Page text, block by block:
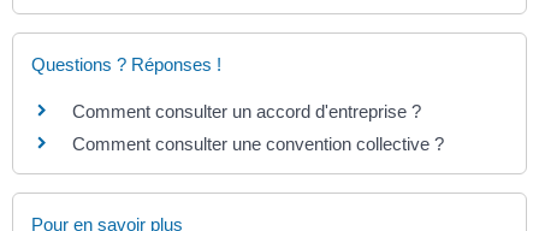
Questions ? Réponses !
Comment consulter un accord d'entreprise ?
Comment consulter une convention collective ?
Pour en savoir plus